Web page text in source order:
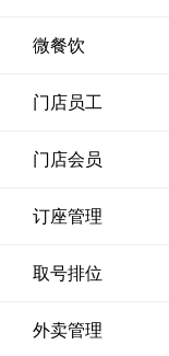
微餐饮
门店员工
门店会员
订座管理
取号排位
外卖管理